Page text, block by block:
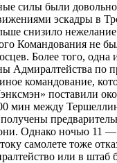
силы были
эскадры в
снизило
Командования не
Более того, одна
Адмиралтейства по
командование,
поставили
мин между
Однако ночью 11 —
самолете тоже
или в штаб